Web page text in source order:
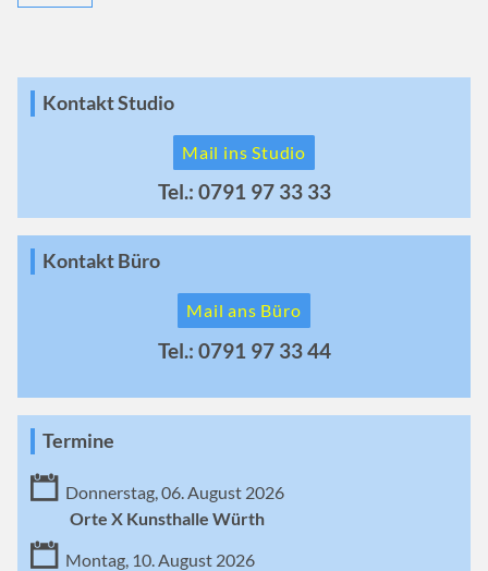
Kontakt Studio
Mail ins Studio
Tel.: 0791 97 33 33
Kontakt Büro
Mail ans Büro
Tel.: 0791 97 33 44
Termine
Donnerstag, 06. August 2026
Orte X Kunsthalle Würth
Montag, 10. August 2026